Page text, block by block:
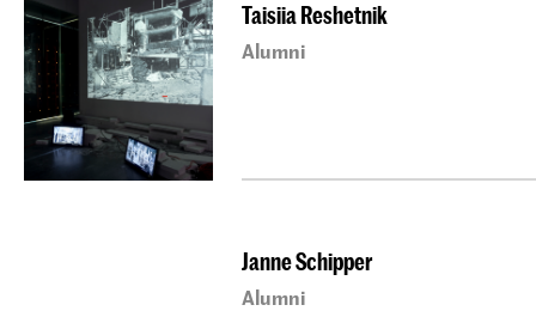
Taisiia Reshetnik
Alumni
Janne Schipper
Alumni